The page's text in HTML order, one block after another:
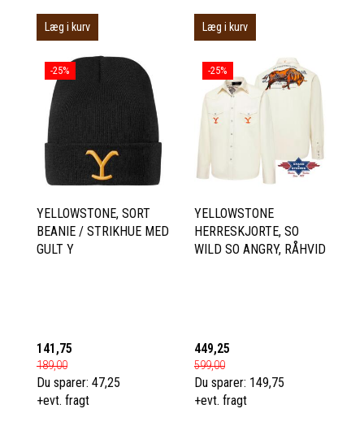
Læg i kurv Læg i kurv
-25%
YELLOWSTONE, SORT
BEANIE / STRIKHUE MED
GULT Y
141,75
189,00
Du sparer: 47,25
+evt. fragt
-25%
YELLOWSTONE
HERRESKJORTE, SO
WILD SO ANGRY, RÅHVID
449,25
599,00
Du sparer: 149,75
+evt. fragt